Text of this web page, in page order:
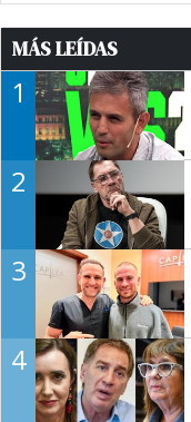
MÁS LEÍDAS
1
2
3
4